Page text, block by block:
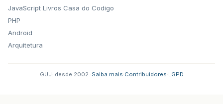
JavaScript
PHP
Android
Arquitetura
Livros Casa do Codigo
GUJ: desde 2002. Saiba mais Contribuidores LGPD